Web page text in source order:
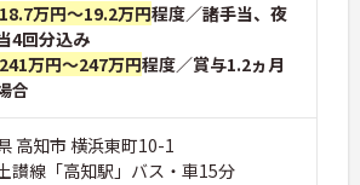
18.7万円～19.2万円程度／諸手当、夜
4回分込み
241万円～247万円程度／賞与1.2ヵ月
合
高知市 横浜東町10-1
讃線「高知駅」バス・車15分